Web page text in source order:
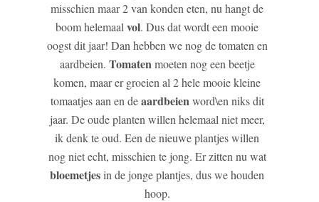
misschien maar 2 van konden eten, nu hangt de
boom helemaalvol. Dus dat wordt een mooie
oogst dit jaar! Dan hebben we nog de tomaten en
aardbeien. Tomatenmoeten nog een beetje
komen, maar er groeien al 2 hele mooie kleine
tomaatjes aan en deaardbeienword\en niks dit
jaar. De oude planten willen helemaal niet meer,
ik denk te oud. Een de nieuwe plantjes willen
nog niet echt, misschien te jong. Er zitten nu wat
bloemetjesin de jonge plantjes, dus we houden
hoop.